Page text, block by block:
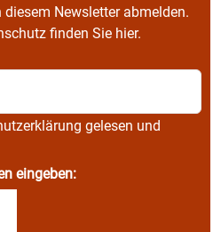
Newsletter abmelden.
finden Sie hier.
gelesen und
eingeben: